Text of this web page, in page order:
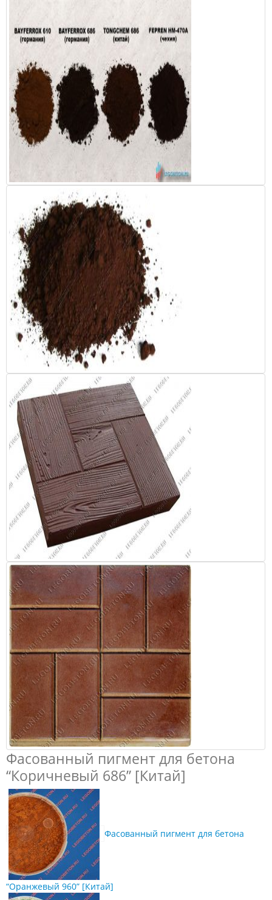
Фасованный пигмент для бетона
“Коричневый 686” [Китай]
Фасованный пигмент для бетона
“Оранжевый 960” [Китай]